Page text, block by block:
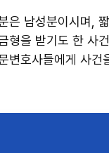
기간과 1명의 자녀분이 있었습니다.
형을 받기도 한 사
변호사들에게 사건